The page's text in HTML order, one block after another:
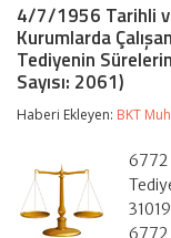
ve
6772
Sayılı
Kanun
Kapsamına
Giren
Çalışan
İşçilere
Yılında
Verilecek
4/7/1956 Tarihli
Kurumlarda
Tediyenin
Sayısı: 2061)
Haberi Ekleyen: BKT
6772